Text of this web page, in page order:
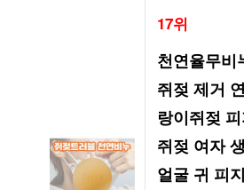
17위
천연율무비
쥐젖 제거
랑이쥐젖
쥐젖 여자
얼굴 귀 피